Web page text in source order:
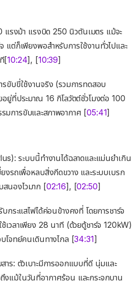
แรงม้า แรงบิด 250 นิวตันเมตร แม้จะ
แต่ก็เพียงพอสำหรับการใช้งานทั่วไปและ
[10:24], [10:39]
รขับขี่ใช้งานจริง (รวมการทดสอบ
อยู่ที่ประมาณ 16 กิโลวัตต์ชั่วโมงต่อ 100
การขับและสภาพอากาศ [05:41]
ระบบนี้ทำงานได้ฉลาดและแม่นยำเกิน
งรถเพื่อหลบสิ่งกีดขวาง และระบบเบรก
นองไวมาก [02:16], [02:50]
บกระแสไฟได้ค่อนข้างคงที่ โดยการชาร์จ
เวลาเพียง 28 นาที (ด้วยตู้ชาร์จ 120kW)
บโจทย์คนเดินทางไกล [34:31]
าร: ตัวเบาะมีการออกแบบที่ดี นุ่มและ
งแม้ในวันที่อากาศร้อน และกระจกบาน